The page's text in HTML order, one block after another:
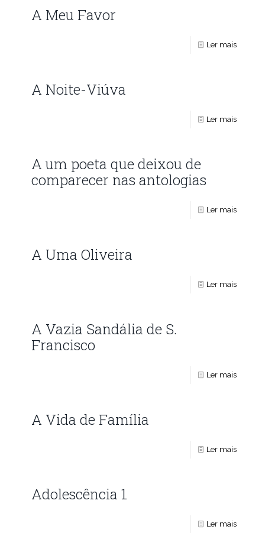
A Meu Favor
Ler mais
A Noite-Viúva
Ler mais
A um poeta que deixou de
comparecer nas antologias
Ler mais
A Uma Oliveira
Ler mais
A Vazia Sandália de S.
Francisco
Ler mais
A Vida de Família
Ler mais
Adolescência 1
Ler mais